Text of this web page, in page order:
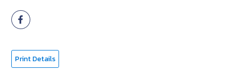
Print Details